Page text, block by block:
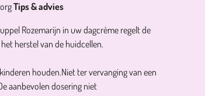
Tips & advies
Rozemarijn in uw dagcrème regelt de
herstel van de huidcellen.
houden.Niet ter vervanging van een
aanbevolen dosering niet